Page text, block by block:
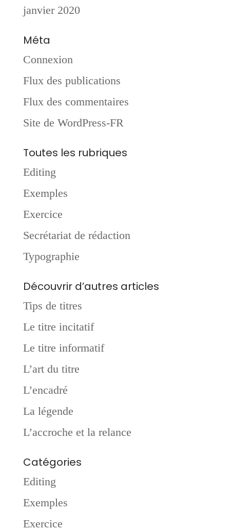
janvier 2020
Méta
Connexion
Flux des publications
Flux des commentaires
Site de WordPress-FR
Toutes les rubriques
Editing
Exemples
Exercice
Secrétariat de rédaction
Typographie
Découvrir d’autres articles
Tips de titres
Le titre incitatif
Le titre informatif
L’art du titre
L’encadré
La légende
L’accroche et la relance
Catégories
Editing
Exemples
Exercice